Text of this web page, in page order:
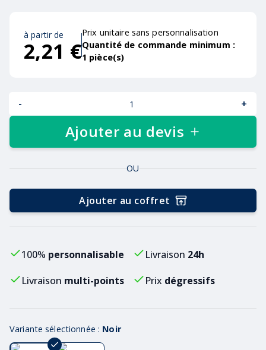
à partir de
2,21 €
Prix unitaire sans personnalisation
Quantité de commande minimum :
1 pièce(s)
- +
Ajouter au devis
OU
Ajouter au coffret
100% personnalisable Livraison 24h
Livraison multi-points Prix dégressifs
Variante sélectionnée : Noir